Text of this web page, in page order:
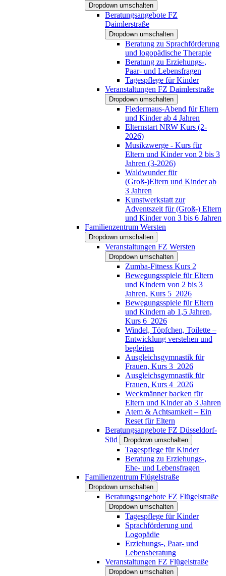
Dropdown umschalten
Beratungsangebote FZ
Daimlerstraße
Dropdown umschalten
Beratung zu Sprachförderung
und logopädische Therapie
Beratung zu Erziehungs-,
Paar- und Lebensfragen
Tagespflege für Kinder
Veranstaltungen FZ Daimlerstraße
Dropdown umschalten
Fledermaus-Abend für Eltern
und Kinder ab 4 Jahren
Elternstart NRW Kurs (2-
2026)
Musikzwerge - Kurs für
Eltern und Kinder von 2 bis 3
Jahren (3-2026)
Waldwunder für
(Groß-)Eltern und Kinder ab
3 Jahren
Kunstwerkstatt zur
Adventszeit für (Groß-) Eltern
und Kinder von 3 bis 6 Jahren
Familienzentrum Wersten
Dropdown umschalten
Veranstaltungen FZ Wersten
Dropdown umschalten
Zumba-Fitness Kurs 2
Bewegungsspiele für Eltern
und Kindern von 2 bis 3
Jahren, Kurs 5_2026
Bewegungsspiele für Eltern
und Kindern ab 1,5 Jahren,
Kurs 6_2026
Windel, Töpfchen, Toilette –
Entwicklung verstehen und
begleiten
Ausgleichsgymnastik für
Frauen, Kurs 3_2026
Ausgleichsgymnastik für
Frauen, Kurs 4_2026
Weckmänner backen für
Eltern und Kinder ab 3 Jahren
Atem & Achtsamkeit – Ein
Reset für Eltern
Beratungsangebote FZ Düsseldorf-
Süd
Dropdown umschalten
Tagespflege für Kinder
Beratung zu Erziehungs-,
Ehe- und Lebensfragen
Familienzentrum Flügelstraße
Dropdown umschalten
Beratungsangebote FZ Flügelstraße
Dropdown umschalten
Tagespflege für Kinder
Sprachförderung und
Logopädie
Erziehungs-, Paar- und
Lebensberatung
Veranstaltungen FZ Flügelstraße
Dropdown umschalten